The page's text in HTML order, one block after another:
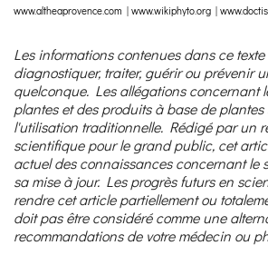
www.altheaprovence.com | www.wikiphyto.org |
Les informations contenues dans ce
diagnostiquer, traiter, guérir ou prévenir
quelconque. Les allégations concernant
plantes et des produits à base de plantes
l'utilisation traditionnelle. Rédigé par un
scientifique pour le grand public, cet
actuel des connaissances concernant le
sa mise à jour. Les progrès futurs en
rendre cet article partiellement ou
doit pas être considéré comme une
recommandations de votre médecin ou